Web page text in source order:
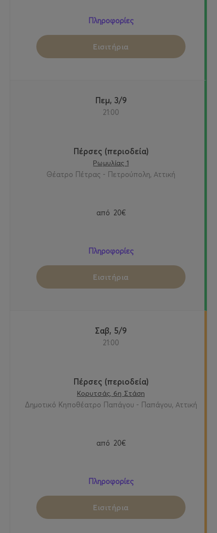
Πληροφορίες
Εισιτήρια
Πεμ, 3/9
21:00
Πέρσες (περιοδεία)
Ρωμυλίας 1
Θέατρο Πέτρας - Πετρούπολη, Αττική
από 20€
Πληροφορίες
Εισιτήρια
Σαβ, 5/9
21:00
Πέρσες (περιοδεία)
Κορυτσάς, 6η Στάση
Δημοτικό Κηποθέατρο Παπάγου - Παπάγου, Αττική
από 20€
Πληροφορίες
Εισιτήρια